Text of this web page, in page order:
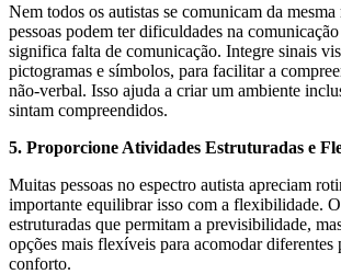
Nem todos os autistas se comunicam da
pessoas podem ter dificuldades na
significa falta de comunicação. Integre sinais
pictogramas e símbolos, para facilitar a
não-verbal. Isso ajuda a criar um ambiente
sintam compreendidos.
5. Proporcione Atividades Estruturadas e
Muitas pessoas no espectro autista apreciam
importante equilibrar isso com a flexibilidade.
estruturadas que permitam a previsibilidade,
opções mais flexíveis para acomodar diferentes
conforto.